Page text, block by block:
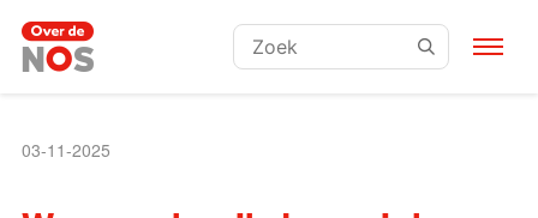
Zoeken:
03-11-2025